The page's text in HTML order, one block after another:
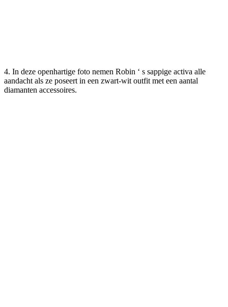
4. In deze openhartige foto nemen Robin ‘ s sappige activa alle
aandacht als ze poseert in een zwart-wit outfit met een aantal
diamanten accessoires.